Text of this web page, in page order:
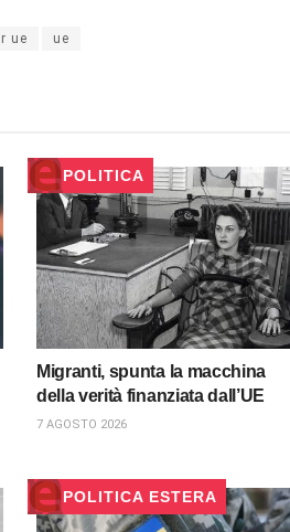
ue ue
POLITICA
Migranti, spunta la macchina
della verità finanziata dall’UE
7 AGOSTO 2026
POLITICA ESTERA